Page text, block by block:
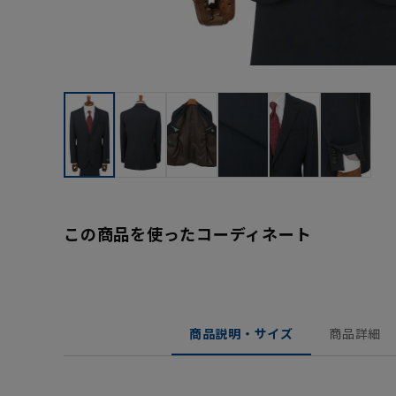
この商品を使ったコーディネート
商品説明・サイズ 商品詳細